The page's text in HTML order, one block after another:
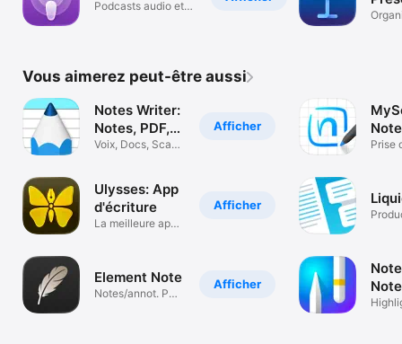
Podcasts audio et
Vous aimerez peut-être aussi
Afficher
Notes Writer:
Notes, PDF,
IA
Voix, Docs, Scan,
Afficher
Ulysses: App
d'écriture
La meilleure app
Afficher
Element Note
Notes/annot. PDF
Prise